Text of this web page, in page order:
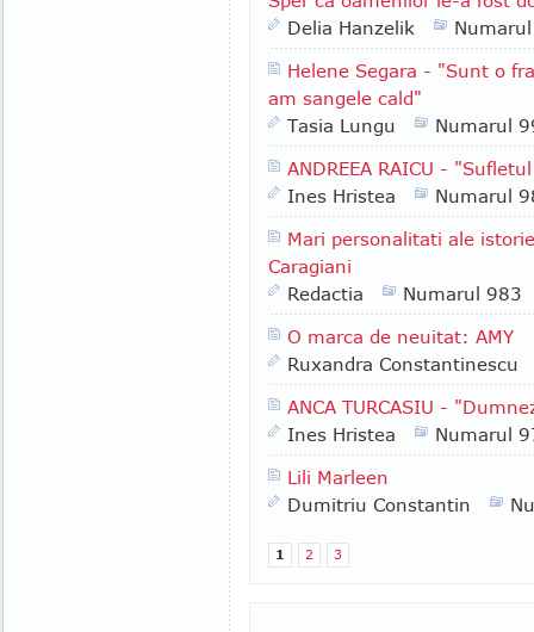
Delia Hanzelik
Helene Segara - "Sunt o
am sangele cald"
Tasia Lungu
Numarul
ANDREEA RAICU -
Ines Hristea
Numarul
Mari personalitati ale
Caragiani
Redactia
Numarul 983
O marca de neuitat: AMY
Ruxandra Constantinescu
ANCA TURCASIU -
Ines Hristea
Numarul
Lili Marleen
Dumitriu Constantin
1 2 3